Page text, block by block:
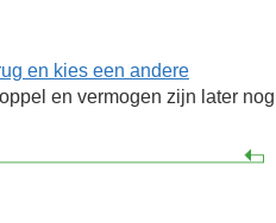
en kies een andere
en vermogen zijn later nog